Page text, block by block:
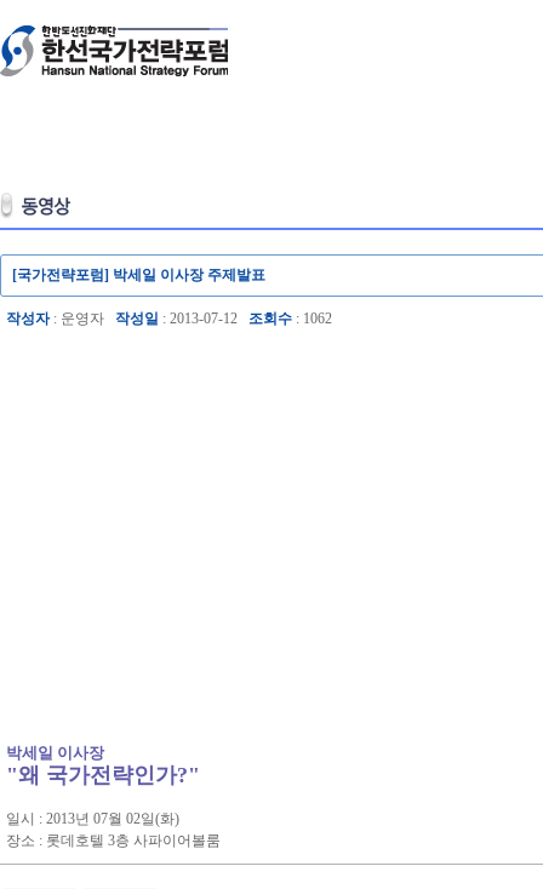
[국가전략포럼] 박세일 이사장 주제발표
작성자: 운영자 작성일 : 2013-07-12 조회수 : 1062
박세일 이사장
"왜 국가전략인가?"
일시 : 2013년 07월 02일(화)
장소 : 롯데호텔 3층 사파이어볼룸